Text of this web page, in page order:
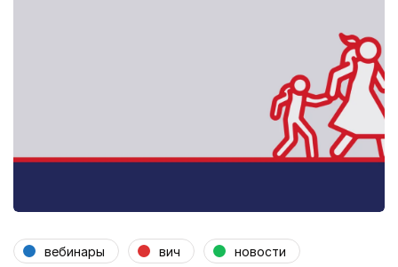
вебинары вич новости